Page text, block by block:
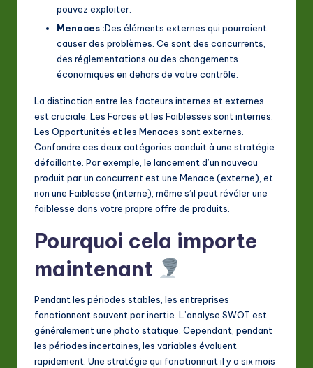
pouvez exploiter.
Menaces :Des éléments externes qui pourraient
causer des problèmes. Ce sont des concurrents,
des réglementations ou des changements
économiques en dehors de votre contrôle.
La distinction entre les facteurs internes et externes
est cruciale. Les Forces et les Faiblesses sont internes.
Les Opportunités et les Menaces sont externes.
Confondre ces deux catégories conduit à une stratégie
défaillante. Par exemple, le lancement d’un nouveau
produit par un concurrent est une Menace (externe), et
non une Faiblesse (interne), même s’il peut révéler une
faiblesse dans votre propre offre de produits.
Pourquoi cela importe
maintenant
Pendant les périodes stables, les entreprises
fonctionnent souvent par inertie. L’analyse SWOT est
généralement une photo statique. Cependant, pendant
les périodes incertaines, les variables évoluent
rapidement. Une stratégie qui fonctionnait il y a six mois